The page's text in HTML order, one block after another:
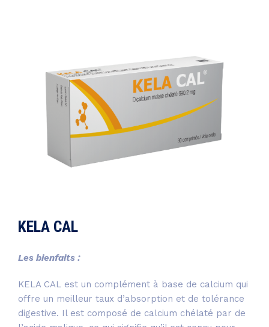
KELA CAL
Les bienfaits :
KELA CAL est un complément à base de calcium qui
offre un meilleur taux d’absorption et de tolérance
digestive. Il est composé de calcium chélaté par de